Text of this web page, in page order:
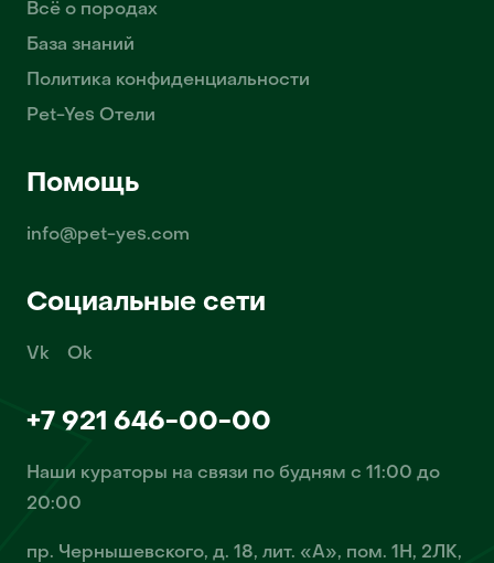
Всё о породах
База знаний
Политика конфиденциальности
Pet-Yes Отели
Помощь
info@pet-yes.com
Социальные сети
Vk Ok
+7 921 646-00-00
Наши кураторы на связи по будням с 11:00 до
20:00
пр. Чернышевского, д. 18, лит. «А», пом. 1Н, 2ЛК,